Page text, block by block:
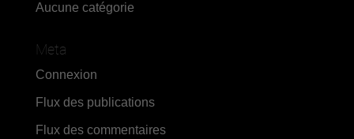
Aucune catégorie
Meta
Connexion
Flux des publications
Flux des commentaires